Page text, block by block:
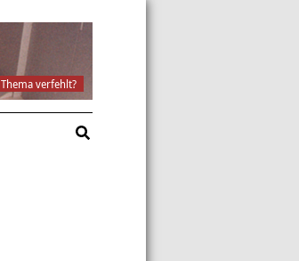
Thema verfehlt?